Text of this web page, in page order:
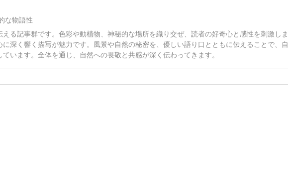
な物語性
る記事群です。色彩や動植物、神秘的な場所を織り交ぜ、読者の好奇心と感性を刺激しま
深く響く描写が魅力です。風景や自然の秘密を、優しい語り口とともに伝えることで、自
います。全体を通じ、自然への畏敬と共感が深く伝わってきます。